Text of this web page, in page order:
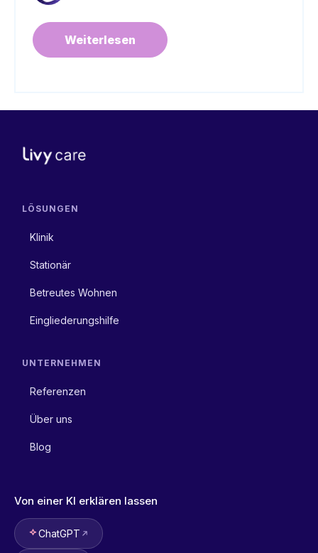
Weiterlesen
LÖSUNGEN
Klinik
Stationär
Betreutes Wohnen
Eingliederungshilfe
UNTERNEHMEN
Referenzen
Über uns
Blog
Von einer KI erklären lassen
ChatGPT